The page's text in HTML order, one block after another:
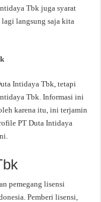
Tbk juga syarat
langsung saja kita
Intidaya Tbk, tetapi
Tbk. Informasi ini
karena itu, ini terjamin
PT Duta Intidaya
pemegang lisensi
Pemberi lisensi,